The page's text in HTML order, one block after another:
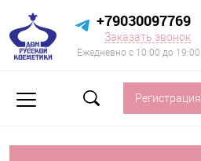
+79030097769
Заказать звонок
Ежедневно с 10:00 до 19:00
Регистрация